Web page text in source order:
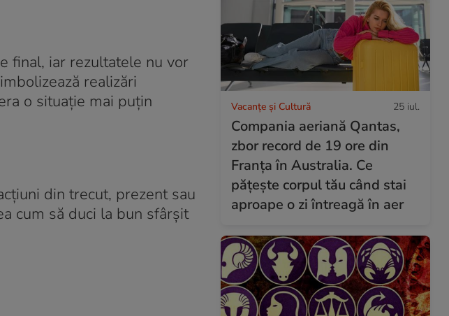
final, iar rezultatele nu vor
realizări
o situație mai puțin
din trecut, prezent sau
cum să duci la bun sfârșit
Vacanțe și Cultură 25 iul.
Compania aeriană Qantas,
zbor record de 19 ore din
Franța în Australia. Ce
pățește corpul tău când stai
aproape o zi întreagă în aer